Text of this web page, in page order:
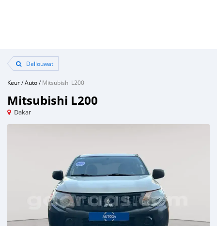
Dellouwat
Keur/Auto/Mitsubishi L200
Mitsubishi L200
Dakar